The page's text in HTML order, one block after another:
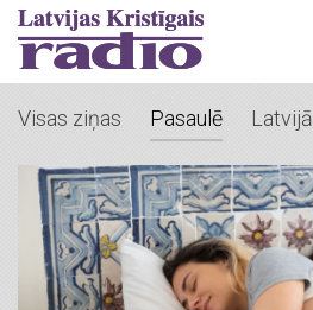
Visas ziņas Pasaulē Latvijā